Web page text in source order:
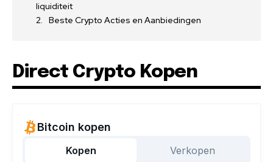
liquiditeit
Beste Crypto Acties en Aanbiedingen
Direct Crypto Kopen